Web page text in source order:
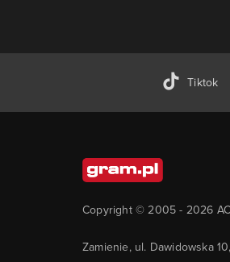
Tiktok
Copyright © 2005 - 2026
Zamienie, ul. Dawidowska